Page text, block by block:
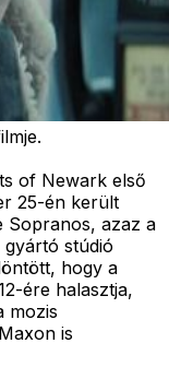
of Newark első
25-én került
Sopranos, azaz a
stúdió
hogy a
ére halasztja,
mozis
is